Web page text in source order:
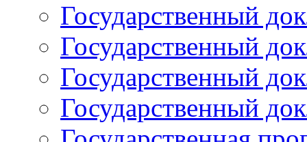
Государственный
Государственный
Государственный
Государственный